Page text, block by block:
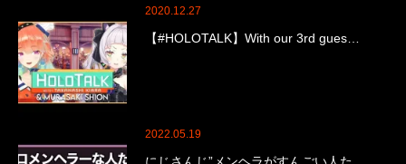
2020.12.27
【#HOLOTALK】With our 3rd gues…
2022.05.19